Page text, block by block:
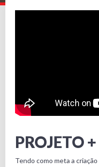
PROJETO
Tendo como meta a